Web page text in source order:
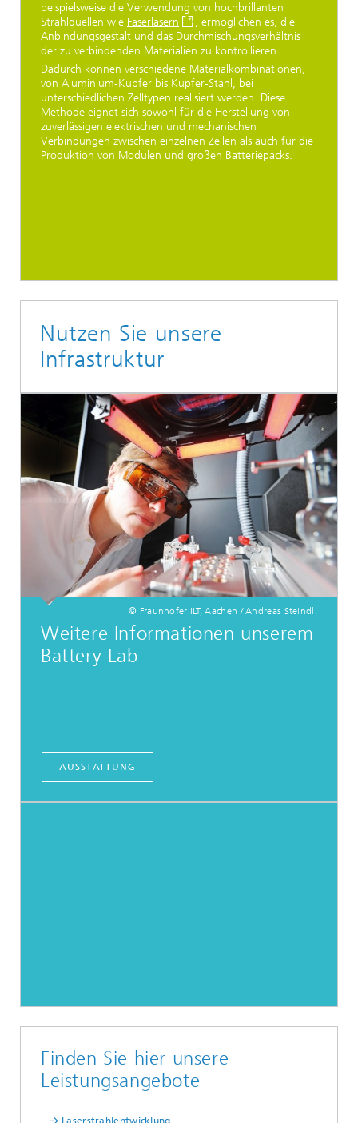
beispielsweise die Verwendung von hochbrillanten
Strahlquellen wie Faserlasern
, ermöglichen es, die
Anbindungsgestalt und das Durchmischungsverhältnis
der zu verbindenden Materialien zu kontrollieren.
Dadurch können verschiedene Materialkombinationen,
von Aluminium-Kupfer bis Kupfer-Stahl, bei
unterschiedlichen Zelltypen realisiert werden. Diese
Methode eignet sich sowohl für die Herstellung von
zuverlässigen elektrischen und mechanischen
Verbindungen zwischen einzelnen Zellen als auch für die
Produktion von Modulen und großen Batteriepacks.
Nutzen Sie unsere
Infrastruktur
© Fraunhofer ILT, Aachen / Andreas Steindl.
Weitere Informationen unserem
Battery Lab
AUSSTATTUNG
Finden Sie hier unsere
Leistungsangebote
Laserstrahlentwicklung